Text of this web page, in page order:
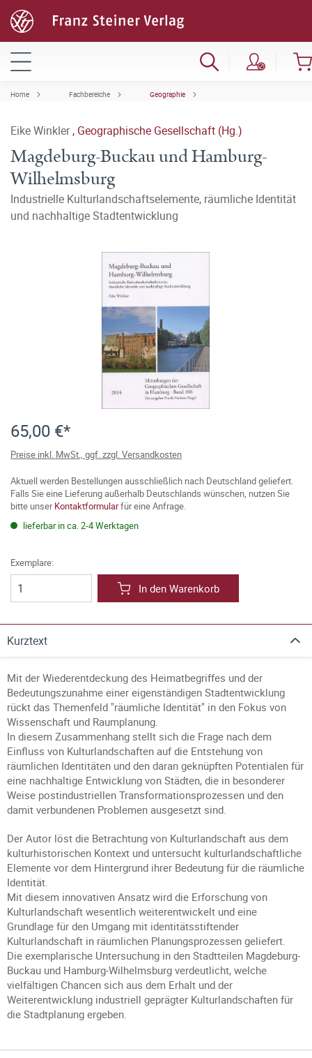
Home Fachbereiche Geographie
Eike Winkler, Geographische Gesellschaft (Hg.)
Magdeburg-Buckau und Hamburg-
Wilhelmsburg
Industrielle Kulturlandschaftselemente, räumliche Identität
und nachhaltige Stadtentwicklung
65,00 €*
Preise inkl. MwSt., ggf. zzgl. Versandkosten
Aktuell werden Bestellungen ausschließlich nach Deutschland geliefert.
Falls Sie eine Lieferung außerhalb Deutschlands wünschen, nutzen Sie
bitte unserKontaktformularfür eine Anfrage.
lieferbar in ca. 2-4 Werktagen
Exemplare:
In den Warenkorb
Kurztext
Mit der Wiederentdeckung des Heimatbegriffes und der
Bedeutungszunahme einer eigenständigen Stadtentwicklung
rückt das Themenfeld "räumliche Identität" in den Fokus von
Wissenschaft und Raumplanung.
In diesem Zusammenhang stellt sich die Frage nach dem
Einfluss von Kulturlandschaften auf die Entstehung von
räumlichen Identitäten und den daran geknüpften Potentialen für
eine nachhaltige Entwicklung von Städten, die in besonderer
Weise postindustriellen Transformationsprozessen und den
damit verbundenen Problemen ausgesetzt sind.
Der Autor löst die Betrachtung von Kulturlandschaft aus dem
kulturhistorischen Kontext und untersucht kulturlandschaftliche
Elemente vor dem Hintergrund ihrer Bedeutung für die räumliche
Identität.
Mit diesem innovativen Ansatz wird die Erforschung von
Kulturlandschaft wesentlich weiterentwickelt und eine
Grundlage für den Umgang mit identitätsstiftender
Kulturlandschaft in räumlichen Planungsprozessen geliefert.
Die exemplarische Untersuchung in den Stadtteilen Magdeburg-
Buckau und Hamburg-Wilhelmsburg verdeutlicht, welche
vielfältigen Chancen sich aus dem Erhalt und der
Weiterentwicklung industriell geprägter Kulturlandschaften für
die Stadtplanung ergeben.